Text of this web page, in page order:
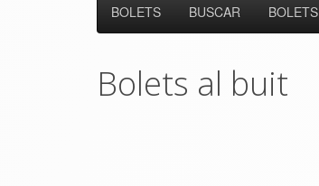
BOLETS BUSCAR BOLETS
Bolets al buit